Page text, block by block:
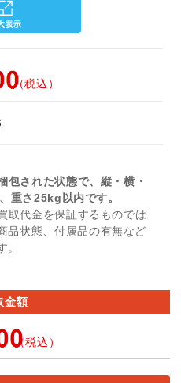
（税込）
された状態で、縦・横・
重さ25kg以内です。
取代金を保証するものでは
品状態、付属品の有無など
。
金額
（税込）